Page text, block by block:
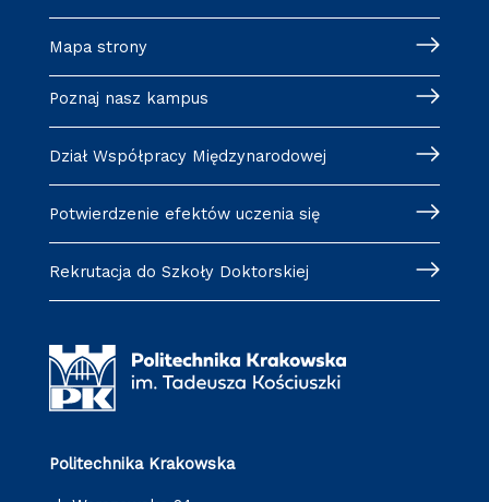
Mapa strony
Poznaj nasz kampus
Dział Współpracy Międzynarodowej
Potwierdzenie efektów uczenia się
Rekrutacja do Szkoły Doktorskiej
Politechnika Krakowska